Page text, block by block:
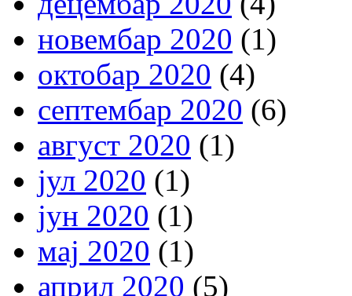
новембар 2020 (1)
октобар 2020 (4)
септембар 2020 (6)
август 2020 (1)
јул 2020 (1)
јун 2020 (1)
мај 2020 (1)
април 2020 (5)